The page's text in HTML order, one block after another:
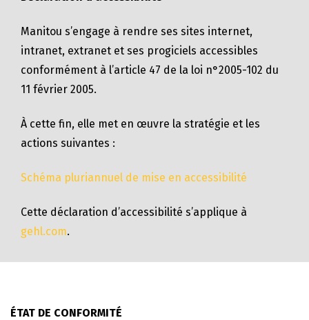
Manitou s’engage à rendre ses sites internet,
intranet, extranet et ses progiciels accessibles
conformément à l’article 47 de la loi n°2005-102 du
11 février 2005.
À cette fin, elle met en œuvre la stratégie et les
actions suivantes :
Schéma pluriannuel de mise en accessibilité
Cette déclaration d’accessibilité s’applique à
gehl.com.
ÉTAT DE CONFORMITÉ